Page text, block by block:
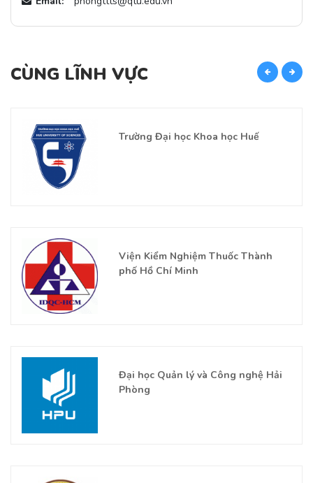
CÙNG LĨNH VỰC
Trường Đại học Khoa học Huế
Viện Kiểm Nghiệm Thuốc Thành
phố Hồ Chí Minh
Đại học Quản lý và Công nghệ Hải
Phòng